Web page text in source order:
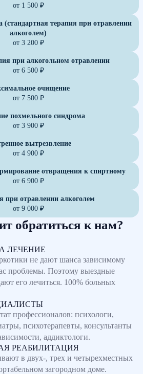
от 1 500 ₽
терапия при отравлении
алкоголем)
от 3 200 ₽
при алкогольном отравлении
от 6 500 ₽
очищение
от 7 500 ₽
похмельного синдрома
от 3 900 ₽
вытрезвление
от 4 900 ₽
отвращения к спиртному
от 6 900 ₽
при отравлении алкоголем
от 9 000 ₽
обратиться к нам?
ЛЕЧЕНИЕ
не дают шанса зависимому
проблемы. Поэтому выездные
его лечиться. 100% больных
профессионалов: психологи,
психотерапевты, консультанты
аддиктологи.
РЕАБИЛИТАЦИЯ
в двух-, трех и четырехместных
загородном доме.